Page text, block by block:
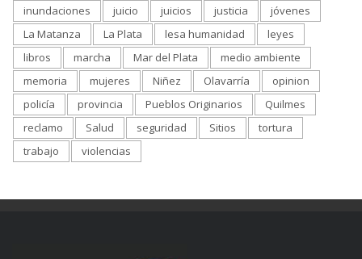
inundaciones
juicio juicios justicia
jóvenes
La Matanza
La Plata lesa humanidad
leyes
libros
marcha Mar del Plata
medio ambiente
memoria
mujeres Niñez Olavarría
opinion
policía
provincia Pueblos Originarios
Quilmes
reclamo
Salud seguridad Sitios
tortura
trabajo
violencias